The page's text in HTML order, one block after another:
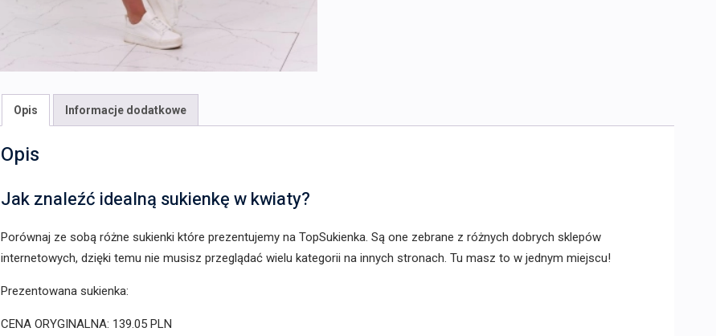
Opis Informacje dodatkowe
Opis
Jak znaleźć idealną sukienkę w kwiaty?
Porównaj ze sobą różne sukienki które prezentujemy na TopSukienka. Są one zebrane z różnych dobrych sklepów
internetowych, dzięki temu nie musisz przeglądać wielu kategorii na innych stronach. Tu masz to w jednym miejscu!
Prezentowana sukienka:
CENA ORYGINALNA: 139.05 PLN